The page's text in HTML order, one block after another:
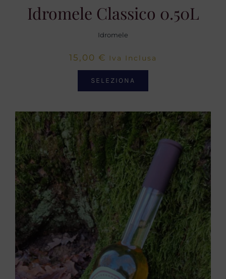
Idromele Classico 0.50L
Idromele
15,00 € Iva Inclusa
SELEZIONA